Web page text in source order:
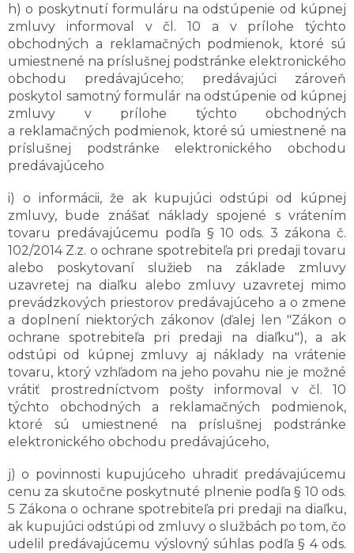
h) o poskytnutí formuláru na odstúpenie od kúpnej
zmluvy informoval v čl. 10 a v prílohe týchto
obchodných a reklamačných podmienok, ktoré sú
umiestnené na príslušnej podstránke elektronického
obchodu predávajúceho; predávajúci zároveň
poskytol samotný formulár na odstúpenie od kúpnej
zmluvy v prílohe týchto obchodných
a reklamačných podmienok, ktoré sú umiestnené na
príslušnej podstránke elektronického obchodu
predávajúceho
i) o informácii, že ak kupujúci odstúpi od kúpnej
zmluvy, bude znášať náklady spojené s vrátením
tovaru predávajúcemu podľa § 10 ods. 3 zákona č.
102/2014 Z.z. o ochrane spotrebiteľa pri predaji tovaru
alebo poskytovaní služieb na základe zmluvy
uzavretej na diaľku alebo zmluvy uzavretej mimo
prevádzkových priestorov predávajúceho a o zmene
a doplnení niektorých zákonov (ďalej len "Zákon o
ochrane spotrebiteľa pri predaji na diaľku"), a ak
odstúpi od kúpnej zmluvy aj náklady na vrátenie
tovaru, ktorý vzhľadom na jeho povahu nie je možné
vrátiť prostredníctvom pošty informoval v čl. 10
týchto obchodných a reklamačných podmienok,
ktoré sú umiestnené na príslušnej podstránke
elektronického obchodu predávajúceho,
j) o povinnosti kupujúceho uhradiť predávajúcemu
cenu za skutočne poskytnuté plnenie podľa § 10 ods.
5 Zákona o ochrane spotrebiteľa pri predaji na diaľku,
ak kupujúci odstúpi od zmluvy o službách po tom, čo
udelil predávajúcemu výslovný súhlas podľa § 4 ods.